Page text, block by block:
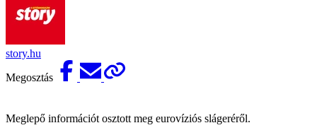
story.hu
Megosztás
Meglepő információt osztott meg eurovíziós slágeréről.